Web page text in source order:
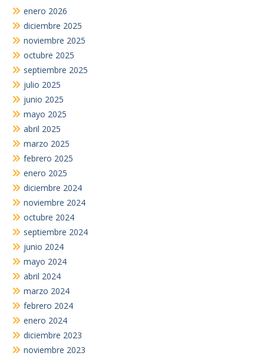
enero 2026
diciembre 2025
noviembre 2025
octubre 2025
septiembre 2025
julio 2025
junio 2025
mayo 2025
abril 2025
marzo 2025
febrero 2025
enero 2025
diciembre 2024
noviembre 2024
octubre 2024
septiembre 2024
junio 2024
mayo 2024
abril 2024
marzo 2024
febrero 2024
enero 2024
diciembre 2023
noviembre 2023